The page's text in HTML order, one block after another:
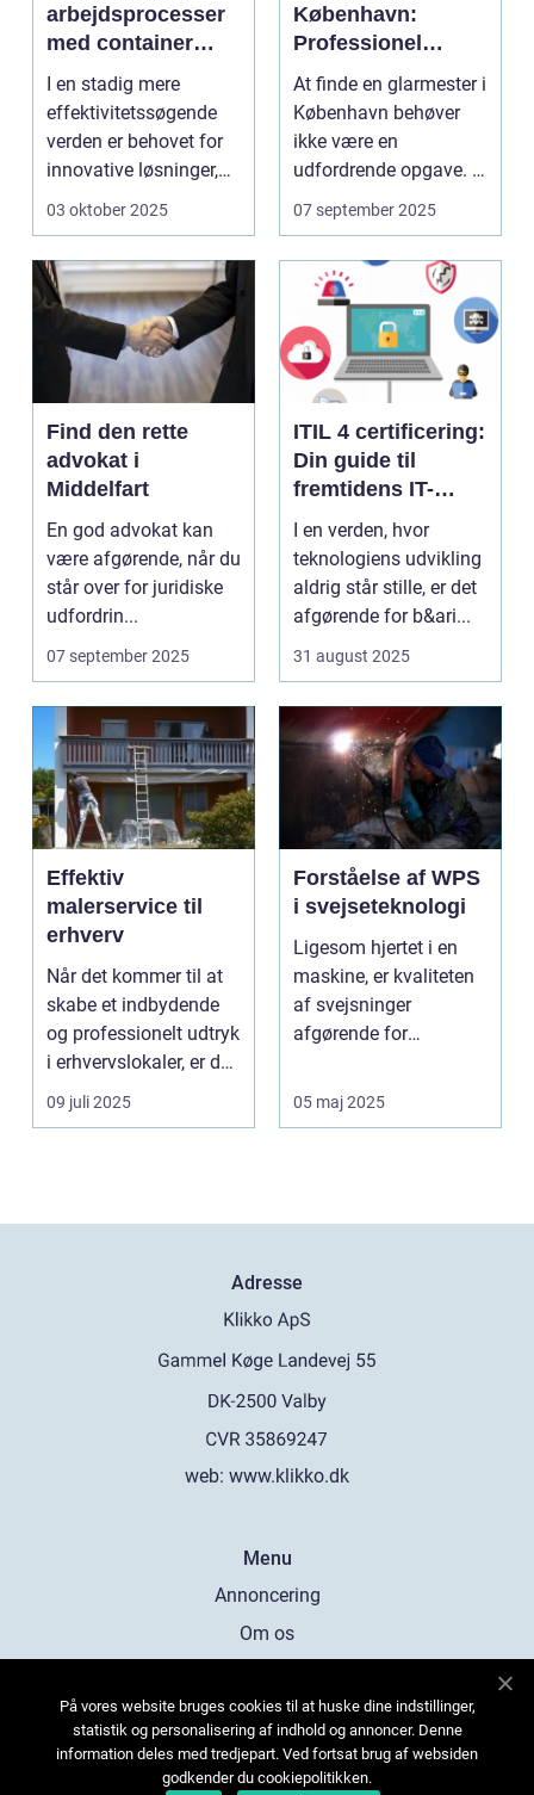
arbejdsprocesser
med container
tilter
I en stadig mere
effektivitetssøgende
verden er behovet for
innovative løsninger,
der ...
03 oktober 2025
København:
Professionel
løsning til alle
behov
At finde en glarmester i
København behøver
ikke være en
udfordrende opgave. I
en...
07 september 2025
Find den rette
advokat i
Middelfart
En god advokat kan
være afgørende, når du
står over for juridiske
udfordrin...
07 september 2025
ITIL 4 certificering:
Din guide til
fremtidens IT-
service
management
I en verden, hvor
teknologiens udvikling
aldrig står stille, er det
afgørende for b&ari...
31 august 2025
Effektiv
malerservice til
erhverv
Når det kommer til at
skabe et indbydende
og professionelt udtryk
i erhvervslokaler, er det
af...
09 juli 2025
Forståelse af WPS
i svejseteknologi
Ligesom hjertet i en
maskine, er kvaliteten
af svejsninger
afgørende for
05 maj 2025
Adresse
web: www.klikko.dk
Menu
Annoncering
Om os
Kontakt os
Sitemap
På vores website bruges cookies til at huske dine indstillinger,
statistik og personalisering af indhold og annoncer. Denne
information deles med tredjepart. Ved fortsat brug af websiden
godkender du cookiepolitikken.